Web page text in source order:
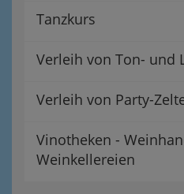
Tanzkurs
Verleih von Ton- und
Verleih von Party-
Vinotheken -
Weinkellereien